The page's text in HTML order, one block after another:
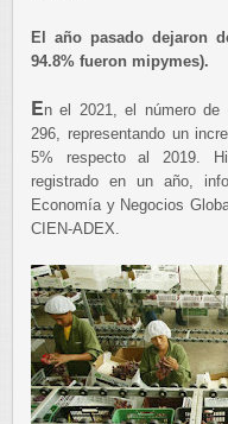
El año pasado dejaron
94.8% fueron mipymes).
En el 2021, el número de
296, representando un
5% respecto al 2019.
registrado en un año,
Economía y Negocios
CIEN-ADEX.